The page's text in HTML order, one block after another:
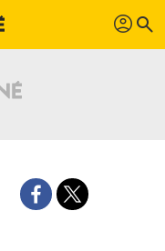
profil search